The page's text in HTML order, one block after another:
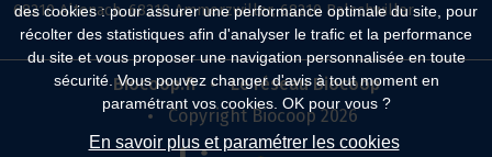
des cookies : pour assurer une performance optimale du site, pour
récolter des statistiques afin d'analyser le trafic et la performance
du site et vous proposer une navigation personnalisée en toute
sécurité. Vous pouvez changer d'avis à tout moment en
paramétrant vos cookies. OK pour vous ?
En savoir plus et paramétrer les cookies
68210 Altenach, 68210 Ammerzwiller, 68210 Balschwiller
Biocoop.fr
Le réseau Biocoop
Copyright Biocoop 2026